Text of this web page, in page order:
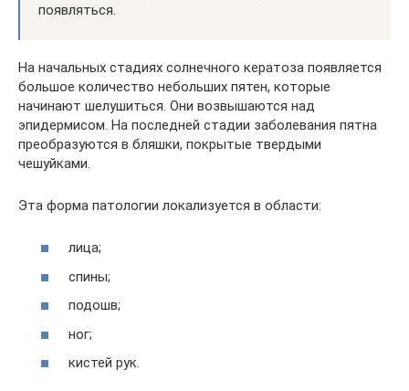
появляться.
На начальных стадиях солнечного кератоза появляется
большое количество небольших пятен, которые
начинают шелушиться. Они возвышаются над
эпидермисом. На последней стадии заболевания пятна
преобразуются в бляшки, покрытые твердыми
чешуйками.
Эта форма патологии локализуется в области:
лица;
спины;
подошв;
ног;
кистей рук.